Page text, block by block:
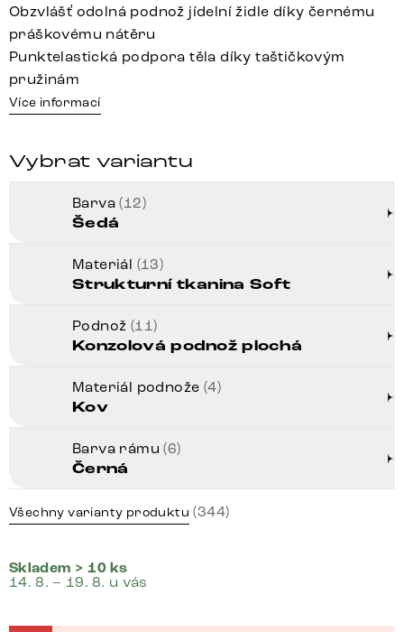
Obzvlášť odolná podnož jídelní židle díky černému
práškovému nátěru
Punktelastická podpora těla díky taštičkovým
pružinám
Více informací
Vybrat variantu
Barva(12)
Šedá
Materiál (13)
Strukturní tkanina Soft
Podnož (11)
Konzolová podnož plochá
Materiál podnože (4)
Kov
Barva rámu(6)
Černá
Všechny varianty produktu (344)
Skladem > 10 ks
14. 8. – 19. 8. u vás